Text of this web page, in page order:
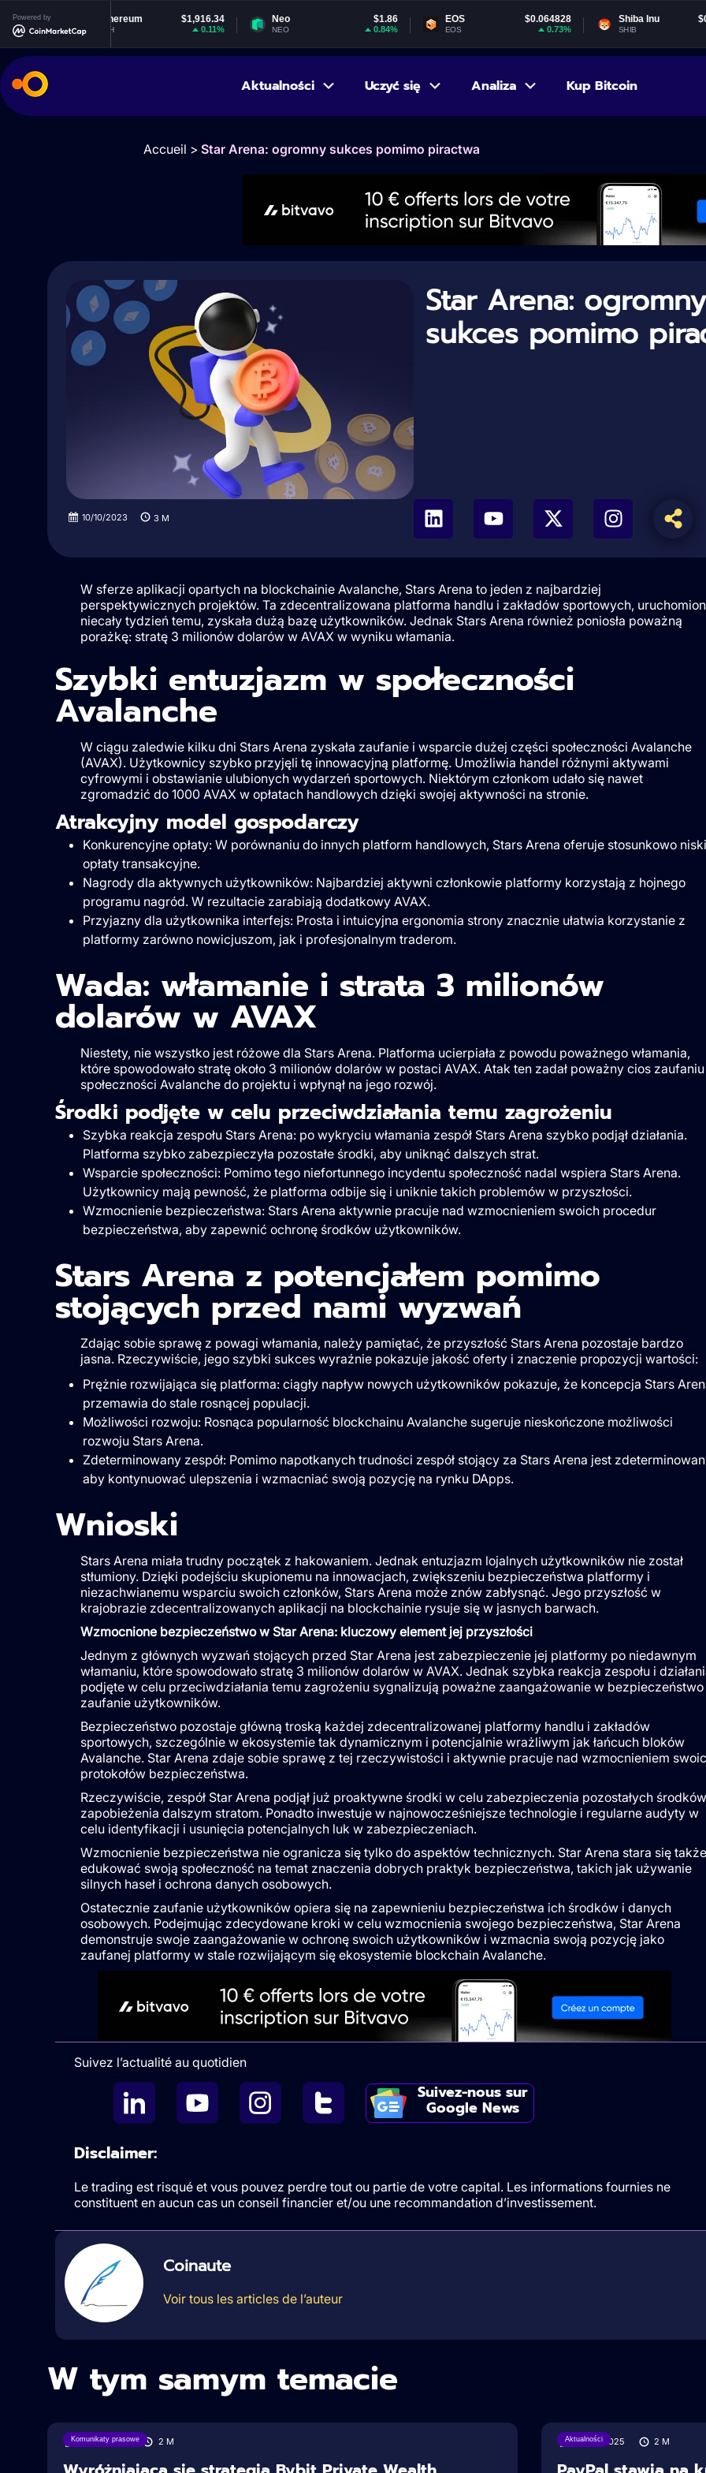
Powered by
Ethereum $1,916.34
ETH
Neo
NEO
EOS $0.064828
EOS
Shiba Inu $0.000005
SHIB
Aktualności Uczyć się Analiza Kup Bitcoin
Accueil > Star Arena: ogromny sukces pomimo piractwa
Star Arena: ogromny
sukces pomimo
10/10/2023 3 M
W sferze aplikacji opartych na blockchainie Avalanche, Stars Arena to jeden z najbardziej
perspektywicznych projektów. Ta zdecentralizowana platforma handlu i zakładów sportowych,
niecały tydzień temu, zyskała dużą bazę użytkowników. Jednak Stars Arena również poniosła poważną
porażkę: stratę 3 milionów dolarów w AVAX w wyniku włamania.
Szybki entuzjazm w społeczności
Avalanche
W ciągu zaledwie kilku dni Stars Arena zyskała zaufanie i wsparcie dużej części społeczności Avalanche
(AVAX). Użytkownicy szybko przyjęli tę innowacyjną platformę. Umożliwia handel różnymi aktywami
cyfrowymi i obstawianie ulubionych wydarzeń sportowych. Niektórym członkom udało się nawet
zgromadzić do 1000 AVAX w opłatach handlowych dzięki swojej aktywności na stronie.
Atrakcyjny model gospodarczy
Konkurencyjne opłaty: W porównaniu do innych platform handlowych, Stars Arena oferuje stosunkowo
opłaty transakcyjne.
Nagrody dla aktywnych użytkowników: Najbardziej aktywni członkowie platformy korzystają z hojnego
programu nagród. W rezultacie zarabiają dodatkowy AVAX.
Przyjazny dla użytkownika interfejs: Prosta i intuicyjna ergonomia strony znacznie ułatwia korzystanie z
platformy zarówno nowicjuszom, jak i profesjonalnym traderom.
Wada: włamanie i strata 3 milionów
dolarów w AVAX
Niestety, nie wszystko jest różowe dla Stars Arena. Platforma ucierpiała z powodu poważnego włamania,
które spowodowało stratę około 3 milionów dolarów w postaci AVAX. Atak ten zadał poważny cios zaufaniu
społeczności Avalanche do projektu i wpłynął na jego rozwój.
Środki podjęte w celu przeciwdziałania temu zagrożeniu
Szybka reakcja zespołu Stars Arena: po wykryciu włamania zespół Stars Arena szybko podjął działania.
Platforma szybko zabezpieczyła pozostałe środki, aby uniknąć dalszych strat.
Wsparcie społeczności: Pomimo tego niefortunnego incydentu społeczność nadal wspiera Stars Arena.
Użytkownicy mają pewność, że platforma odbije się i uniknie takich problemów w przyszłości.
Wzmocnienie bezpieczeństwa: Stars Arena aktywnie pracuje nad wzmocnieniem swoich procedur
bezpieczeństwa, aby zapewnić ochronę środków użytkowników.
Stars Arena z potencjałem pomimo
stojących przed nami wyzwań
Zdając sobie sprawę z powagi włamania, należy pamiętać, że przyszłość Stars Arena pozostaje bardzo
jasna. Rzeczywiście, jego szybki sukces wyraźnie pokazuje jakość oferty i znaczenie propozycji wartości:
Prężnie rozwijająca się platforma: ciągły napływ nowych użytkowników pokazuje, że koncepcja Stars
przemawia do stale rosnącej populacji.
Możliwości rozwoju: Rosnąca popularność blockchainu Avalanche sugeruje nieskończone możliwości
rozwoju Stars Arena.
Zdeterminowany zespół: Pomimo napotkanych trudności zespół stojący za Stars Arena jest
aby kontynuować ulepszenia i wzmacniać swoją pozycję na rynku DApps.
Wnioski
Stars Arena miała trudny początek z hakowaniem. Jednak entuzjazm lojalnych użytkowników nie został
stłumiony. Dzięki podejściu skupionemu na innowacjach, zwiększeniu bezpieczeństwa platformy i
niezachwianemu wsparciu swoich członków, Stars Arena może znów zabłysnąć. Jego przyszłość w
krajobrazie zdecentralizowanych aplikacji na blockchainie rysuje się w jasnych barwach.
Wzmocnione bezpieczeństwo w Star Arena: kluczowy element jej przyszłości
Jednym z głównych wyzwań stojących przed Star Arena jest zabezpieczenie jej platformy po niedawnym
włamaniu, które spowodowało stratę 3 milionów dolarów w AVAX. Jednak szybka reakcja zespołu i
podjęte w celu przeciwdziałania temu zagrożeniu sygnalizują poważne zaangażowanie w bezpieczeństwo
zaufanie użytkowników.
Bezpieczeństwo pozostaje główną troską każdej zdecentralizowanej platformy handlu i zakładów
sportowych, szczególnie w ekosystemie tak dynamicznym i potencjalnie wrażliwym jak łańcuch bloków
Avalanche. Star Arena zdaje sobie sprawę z tej rzeczywistości i aktywnie pracuje nad wzmocnieniem
protokołów bezpieczeństwa.
Rzeczywiście, zespół Star Arena podjął już proaktywne środki w celu zabezpieczenia pozostałych
zapobieżenia dalszym stratom. Ponadto inwestuje w najnowocześniejsze technologie i regularne audyty w
celu identyfikacji i usunięcia potencjalnych luk w zabezpieczeniach.
Wzmocnienie bezpieczeństwa nie ogranicza się tylko do aspektów technicznych. Star Arena stara się także
edukować swoją społeczność na temat znaczenia dobrych praktyk bezpieczeństwa, takich jak używanie
silnych haseł i ochrona danych osobowych.
Ostatecznie zaufanie użytkowników opiera się na zapewnieniu bezpieczeństwa ich środków i danych
osobowych. Podejmując zdecydowane kroki w celu wzmocnienia swojego bezpieczeństwa, Star Arena
demonstruje swoje zaangażowanie w ochronę swoich użytkowników i wzmacnia swoją pozycję jako
zaufanej platformy w stale rozwijającym się ekosystemie blockchain Avalanche.
Suivez l’actualité au quotidien
Suivez-nous sur
Google News
Disclaimer:
Le trading est risqué et vous pouvez perdre tout ou partie de votre capital. Les informations fournies ne
constituent en aucun cas un conseil financier et/ou une recommandation d’investissement.
Coinaute
Voir tous les articles de l’auteur
W tym samym temacie
Komunikaty prasowe
18/08/2025 2 M Aktualności
30/07/2025 2 M